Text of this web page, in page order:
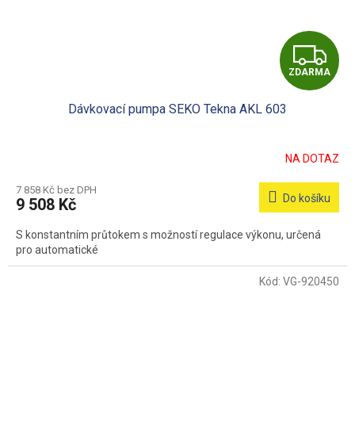
Z
D
R
M
A
ZDARMA
Dávkovací pumpa SEKO Tekna AKL 603
NA DOTAZ
7 858 Kč bez DPH
9 508 Kč Do košíku
S konstantním průtokem s možností regulace výkonu, určená
pro automatické
Kód: VG-920450